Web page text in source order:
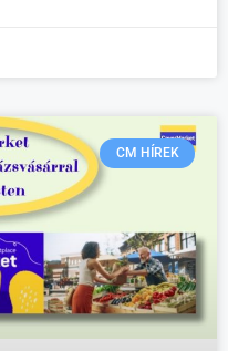
CM HÍREK